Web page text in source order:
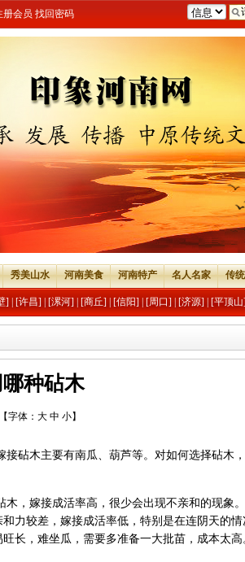
册会员 找回密码
秀美山水 河南美食 河南特产 名人名家 传
] [许昌] [漯河] [商丘] [信阳] [周口] [济源] [平顶山]
种砧木
【字体： 大 中 小】
砧木主要有南瓜、葫芦等。对如何选择砧木
，嫁接成活率高，很少会出现不亲和的现象
力较差，嫁接成活率低，特别是在连阴天的情
长，难坐瓜，需要多准备一大批苗，成本太高